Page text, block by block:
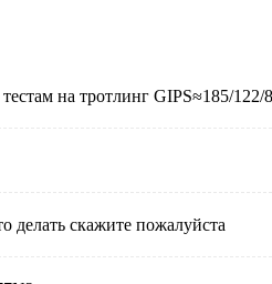
на тротлинг GIPS≈185/122/
делать скажите пожалуйста